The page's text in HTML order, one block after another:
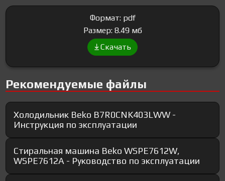
Формат: pdf
Размер: 8.49 мб
Скачать
Рекомендуемые файлы
Холодильник Beko B7R0CNK403LWW -
Инструкция по эксплуатации
Стиральная машина Beko WSPE7612W,
WSPE7612A - Руководство по эксплуатации